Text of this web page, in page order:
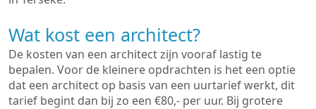
Wat kost een architect?
De kosten van een architect zijn vooraf lastig te
bepalen. Voor de kleinere opdrachten is het een optie
dat een architect op basis van een uurtarief werkt, dit
tarief begint dan bij zo een €80,- per uur. Bij grotere